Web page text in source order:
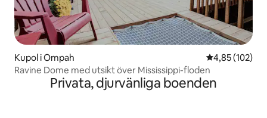
Kupol i Ompah 4,85 av 5 i
4,85 (102)
Ravine Dome med utsikt över Mississippi-floden
Privata, djurvänliga boenden